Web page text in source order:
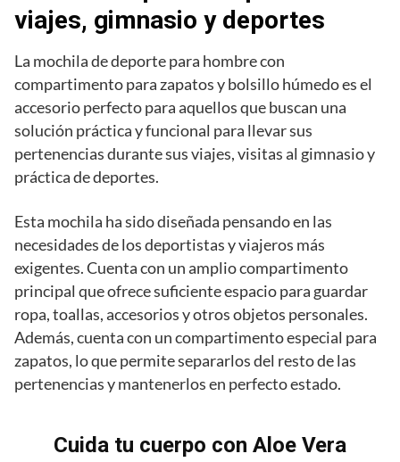
viajes, gimnasio y deportes
La mochila de deporte para hombre con
compartimento para zapatos y bolsillo húmedo es el
accesorio perfecto para aquellos que buscan una
solución práctica y funcional para llevar sus
pertenencias durante sus viajes, visitas al gimnasio y
práctica de deportes.
Esta mochila ha sido diseñada pensando en las
necesidades de los deportistas y viajeros más
exigentes. Cuenta con un amplio compartimento
principal que ofrece suficiente espacio para guardar
ropa, toallas, accesorios y otros objetos personales.
Además, cuenta con un compartimento especial para
zapatos, lo que permite separarlos del resto de las
pertenencias y mantenerlos en perfecto estado.
Cuida tu cuerpo con Aloe Vera